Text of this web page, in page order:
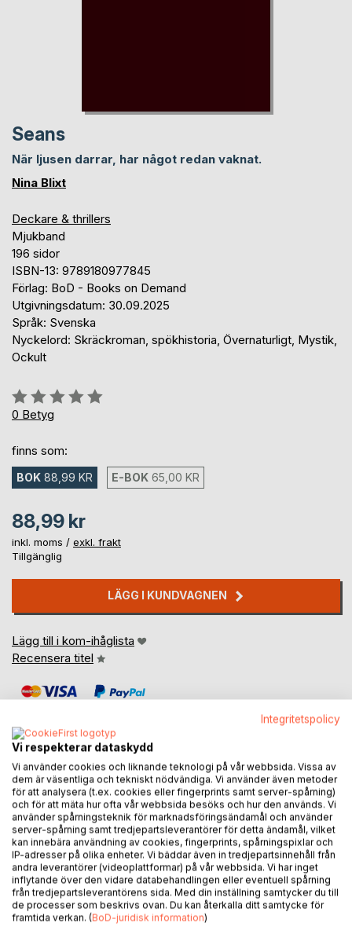
Seans
När ljusen darrar, har något redan vaknat.
Nina Blixt
Deckare & thrillers
Mjukband
196 sidor
ISBN-13: 9789180977845
Förlag: BoD - Books on Demand
Utgivningsdatum: 30.09.2025
Språk: Svenska
Nyckelord: Skräckroman, spökhistoria, Övernaturligt, Mystik,
Ockult
Betyg::
0%
0 Betyg
finns som:
BOK 88,99 KR E-BOK 65,00 KR
88,99 kr
inkl. moms / exkl. frakt
Tillgänglig
LÄGG I KUNDVAGNEN
Lägg till i kom-ihåglista
Recensera titel
BESKRIVNING
En grupp främlingar samlas i ett hotellrum för att delta i en
seans. Jane, mediet, vill hjälpa dem att nå kontakt med sina
döda, men snart blir det tydligt att något annat trätt in.
Livvakterna Mike och Duman dras in i en natt fylld av oro,
rökelse och en närvaro som växer sig starkare för varje
minut. Gästerna konfronteras med sina egna förluster, men
Integritetspolicy
Vi respekterar dataskydd
Vi använder cookies och liknande teknologi på vår webbsida. Vissa av
dem är väsentliga och tekniskt nödvändiga. Vi använder även metoder
för att analysera (t.ex. cookies eller fingerprints samt server-spårning)
och för att mäta hur ofta vår webbsida besöks och hur den används. Vi
använder spårningsteknik för marknadsföringsändamål och använder
server-spårning samt tredjepartsleverantörer för detta ändamål, vilket
kan innebära användning av cookies, fingerprints, spårningspixlar och
IP-adresser på olika enheter. Vi bäddar även in tredjepartsinnehåll från
andra leverantörer (videoplattformar) på vår webbsida. Vi har inget
inflytande över den vidare databehandlingen eller eventuell spårning
från tredjepartsleverantörens sida. Med din inställning samtycker du till
de processer som beskrivs ovan. Du kan återkalla ditt samtycke för
framtida verkan. (BoD-juridisk information)